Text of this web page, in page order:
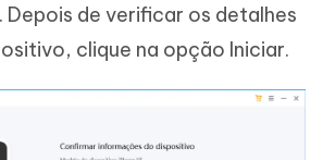
Depois de verificar os detalhes
clique na opção Iniciar.